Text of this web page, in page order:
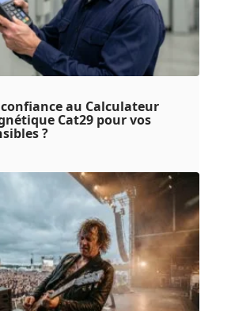
au Calculateur
Cat29 pour vos
?